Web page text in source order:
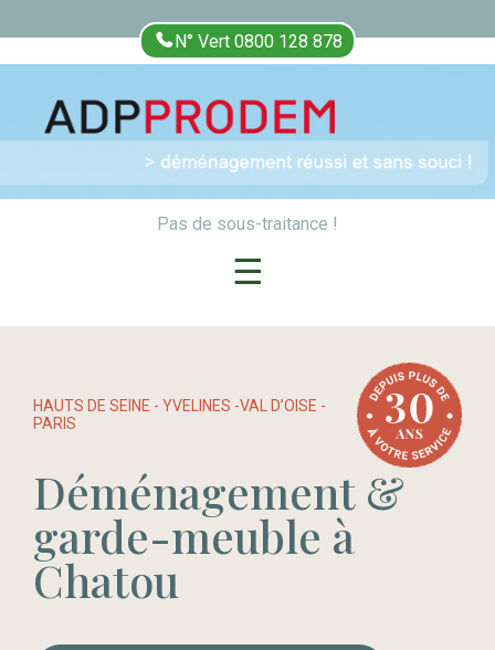
N° Vert 0800 128 878
Pas de sous-traitance !
☰
HAUTS DE SEINE - YVELINES -VAL D’OISE -
PARIS
Déménagement &
garde-meuble à
Chatou